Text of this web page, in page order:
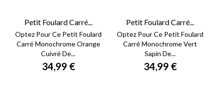
Petit Foulard Carré...
Optez Pour Ce Petit Foulard
Carré Monochrome Orange
Cuivré De...
34,99 €
Petit Foulard Carré...
Optez Pour Ce Petit Foulard
Carré Monochrome Vert
Sapin De...
34,99 €